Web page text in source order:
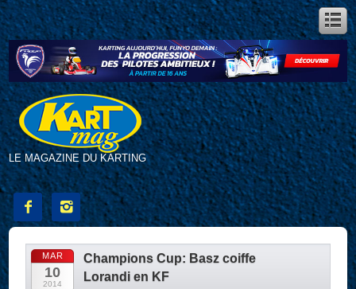
LE MAGAZINE DU KARTING
 
MAR
10
2014
Champions Cup: Basz coiffe
Lorandi en KF